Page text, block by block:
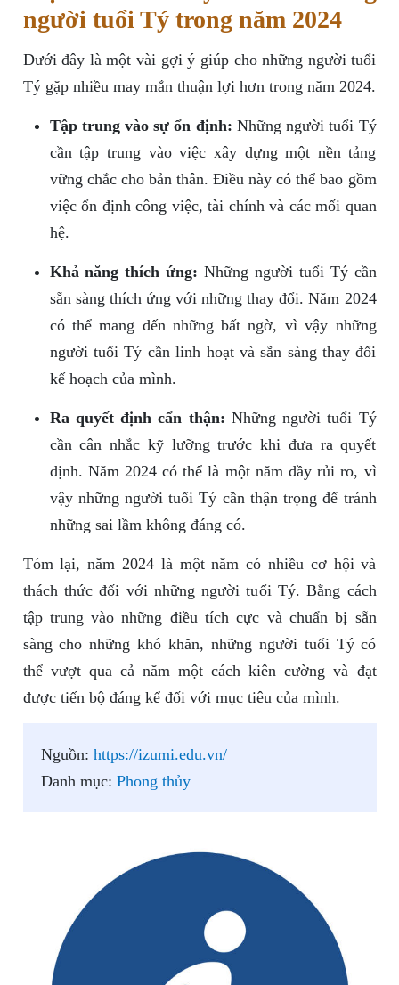
người tuổi Tý trong năm 2024
Dưới đây là một vài gợi ý giúp cho những người tuổi
Tý gặp nhiều may mắn thuận lợi hơn trong năm 2024.
Tập trung vào sự ổn định: Những người tuổi Tý
cần tập trung vào việc xây dựng một nền tảng
vững chắc cho bản thân. Điều này có thể bao gồm
việc ổn định công việc, tài chính và các mối quan
hệ.
Khả năng thích ứng: Những người tuổi Tý cần
sẵn sàng thích ứng với những thay đổi. Năm 2024
có thể mang đến những bất ngờ, vì vậy những
người tuổi Tý cần linh hoạt và sẵn sàng thay đổi
kế hoạch của mình.
Ra quyết định cẩn thận: Những người tuổi Tý
cần cân nhắc kỹ lưỡng trước khi đưa ra quyết
định. Năm 2024 có thể là một năm đầy rủi ro, vì
vậy những người tuổi Tý cần thận trọng để tránh
những sai lầm không đáng có.
Tóm lại, năm 2024 là một năm có nhiều cơ hội và
thách thức đối với những người tuổi Tý. Bằng cách
tập trung vào những điều tích cực và chuẩn bị sẵn
sàng cho những khó khăn, những người tuổi Tý có
thể vượt qua cả năm một cách kiên cường và đạt
được tiến bộ đáng kể đối với mục tiêu của mình.
Nguồn: https://izumi.edu.vn/
Danh mục: Phong thủy